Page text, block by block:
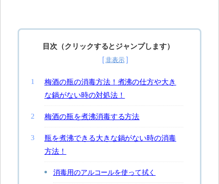
目次（クリックするとジャンプします）
梅酒の瓶の消毒方法！煮沸の仕方や大き
な鍋がない時の対処法！
梅酒の瓶を煮沸消毒する方法
瓶を煮沸できる大きな鍋がない時の消毒
方法！
消毒用のアルコールを使って拭く